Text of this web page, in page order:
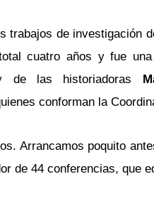
trabajos de investigación
cuatro años y fue
de las historiadoras
conforman la
Arrancamos poquito
de 44 conferencias, que